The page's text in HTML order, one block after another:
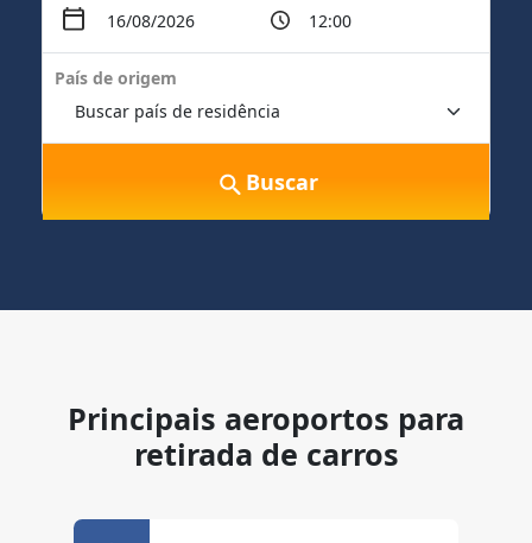
País de origem
Buscar
Principais aeroportos para
retirada de carros